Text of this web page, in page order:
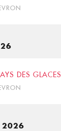
DES GLACES
2026